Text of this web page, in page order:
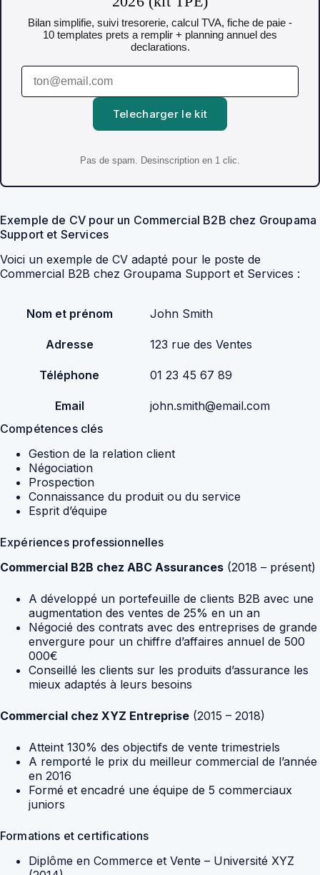
Bilan simplifie, suivi tresorerie, calcul TVA, fiche de paie -
10 templates prets a remplir + planning annuel des
declarations.
Telecharger le kit
Pas de spam. Desinscription en 1 clic.
Exemple de CV pour un Commercial B2B chez Groupama
Support et Services
Voici un exemple de CV adapté pour le poste de
Commercial B2B chez Groupama Support et Services :
Nom et prénom John Smith
Adresse 123 rue des Ventes
Téléphone 01 23 45 67 89
Email
john.smith@email.com
Compétences clés
Gestion de la relation client
Négociation
Prospection
Connaissance du produit ou du service
Esprit d’équipe
Expériences professionnelles
Commercial B2B chez ABC Assurances (2018 – présent)
A développé un portefeuille de clients B2B avec une
augmentation des ventes de 25% en un an
Négocié des contrats avec des entreprises de grande
envergure pour un chiffre d’affaires annuel de 500
000€
Conseillé les clients sur les produits d’assurance les
mieux adaptés à leurs besoins
Commercial chez XYZ Entreprise (2015 – 2018)
Atteint 130% des objectifs de vente trimestriels
A remporté le prix du meilleur commercial de l’année
en 2016
Formé et encadré une équipe de 5 commerciaux
juniors
Formations et certifications
Diplôme en Commerce et Vente – Université XYZ